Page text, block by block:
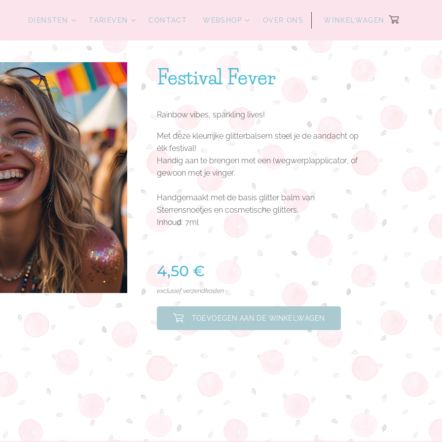
DIENSTEN TARIEVEN CONTACT WEBSHOP OVER ONS WINKELWAGEN
Festival Fever
Rainbow vibes, sparkling lives!
Met deze kleurrijke glitterbalsem steel je de aandacht op
élk festival!
Handig aan te brengen met een (wegwerp)applicator, of
gewoon met je vinger.
Handgemaakt met de basis glitter balm van
Sterrensnoetjes en cosmetische glitters.
Inhoud: 7ml
4,50 €
exclusief verzendkosten
TOEVOEGEN AAN DE WINKELWAGEN